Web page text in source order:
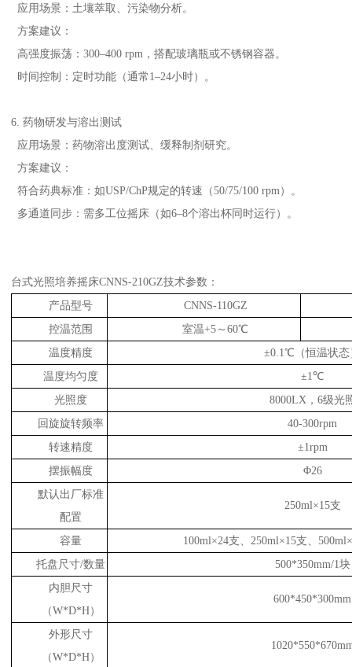
应用场景：土壤萃取、污染物分析。
方案建议：
高强度振荡：300–400 rpm，搭配玻璃瓶或不锈钢容器。
时间控制：定时功能（通常1–24小时）。
6. 药物研发与溶出测试
应用场景：药物溶出度测试、缓释制剂研究。
方案建议：
符合药典标准：如USP/ChP规定的转速（50/75/100 rpm）。
多通道同步：需多工位摇床（如6–8个溶出杯同时运行）。
台式光照培养摇床CNNS-210GZ技术参数：
产品型号
CNNS-110GZ
控温范围
室温+5～60℃
温度精度
±0.1℃（恒温状态
温度均匀度
±1℃
光照度
8000LX，6级光
回旋旋转频率
40-300rpm
转速精度
±1rpm
摆振幅度
Φ26
默认出厂标准
配置
250ml×15支
容量
100ml×24支、250ml×15支、
托盘尺寸/数量
500*350mm/1块
内胆尺寸
（W*D*H）
600*450*300mm
外形尺寸
（W*D*H）